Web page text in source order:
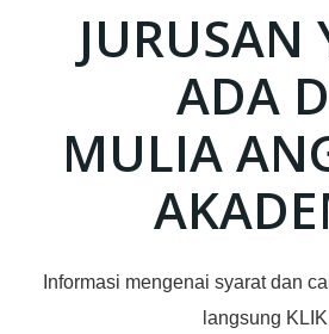
JURUSAN
ADA
MULIA
Informasi mengenai syarat dan
langsung KLIK